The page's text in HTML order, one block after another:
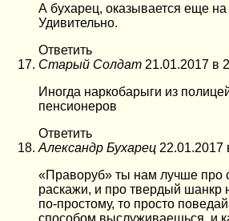
А бухарец, оказывается еще на
Удивительно.
Ответить
Старый Солдат 21.01.2017 в
Иногда наркобарыги из
пенсионеров
Ответить
Александр Бухарец 22.01.2017
«Праворуб» ты нам лучше про
раскажи, и про твердый шанкр
по-простому, то просто
способом выслуживаешься, и